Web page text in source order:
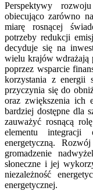
Perspektywy
obiecująco zarówno
miarę rosnącej
potrzeby redukcji
decyduje się na
wielu krajów wdrażają
poprzez wsparcie
korzystania z energii
przyczynia się do
oraz zwiększenia ich
bardziej dostępne dla
zauważyć rosnącą
elementu integracji
energetyczną.
gromadzenie
słoneczne i jej
niezależność
energetycznej.